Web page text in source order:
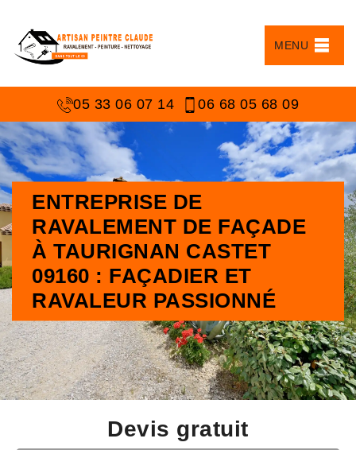
MENU
05 33 06 07 14 06 68 05 68 09
ENTREPRISE DE
RAVALEMENT DE FAÇADE
À TAURIGNAN CASTET
09160 : FAÇADIER ET
RAVALEUR PASSIONNÉ
Devis gratuit